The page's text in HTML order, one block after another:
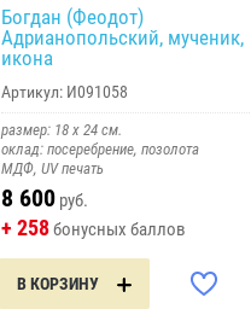
Богдан (Феодот)
Адрианопольский, мученик,
икона
Артикул:И091058
размер: 18 х 24 см.
оклад: посеребрение, позолота
МДФ, UV печать
8 600руб.
+ 258бонусных баллов
В КОРЗИНУ